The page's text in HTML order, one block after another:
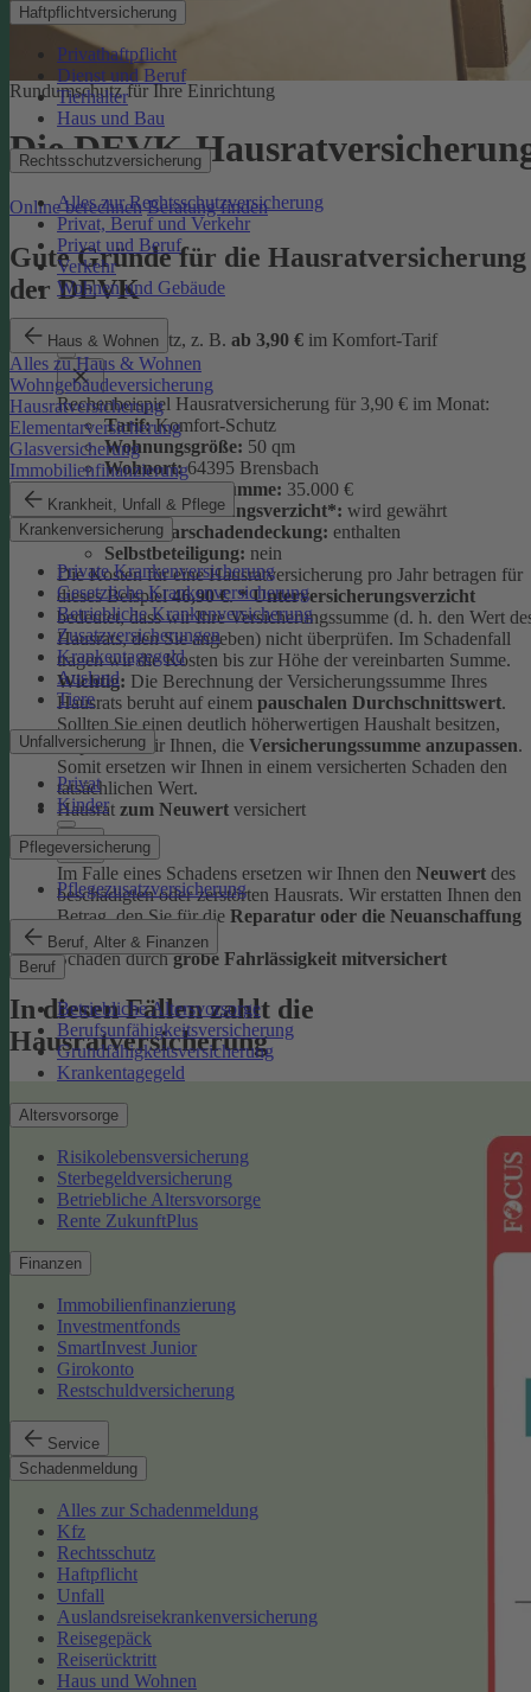
Haftpflichtversicherung
Privathaftpflicht
Dienst und Beruf
Tierhalter
Haus und Bau
Rechtsschutzversicherung
Alles zur Rechtsschutzversicherung
Privat, Beruf und Verkehr
Privat und Beruf
Verkehr
Wohnen und Gebäude
Haus & Wohnen
Alles zu Haus & Wohnen
Wohngebäudeversicherung
Hausratversicherung
Elementarversicherung
Glasversicherung
Immobilienfinanzierung
Krankheit, Unfall & Pflege
Krankenversicherung
Private Krankenversicherung
Gesetzliche Krankenversicherung
Betriebliche Krankenversicherung
Zusatzversicherungen
Krankentagegeld
Ausland
Tiere
Unfallversicherung
Privat
Kinder
Pflegeversicherung
Pflegezusatzversicherung
Beruf, Alter & Finanzen
Beruf
Betriebliche Altersvorsorge
Berufsunfähigkeitsversicherung
Grundfähigkeitsversicherung
Krankentagegeld
Altersvorsorge
Risikolebensversicherung
Sterbegeldversicherung
Betriebliche Altersvorsorge
Rente ZukunftPlus
Finanzen
Immobilienfinanzierung
Investmentfonds
SmartInvest Junior
Girokonto
Restschuldversicherung
Service
Schadenmeldung
Alles zur Schadenmeldung
Kfz
Rechtsschutz
Haftpflicht
Unfall
Auslandsreisekrankenversicherung
Reisegepäck
Reiserücktritt
Haus und Wohnen
Rundumschutz für Ihre Einrichtung
Die DEVK-
Online berechnen Beratung finden
Gute Gründe für die Hausratversicherung
der DEVK
günstiger Schutz, z. B. ab 3,90 € im Komfort-Tarif
Rechenbeispiel Hausratversicherung für 3,90 € im Monat:
Tarif:Komfort-Schutz
Wohnungsgröße: 50 qm
Wohnort:64395 Brensbach
Versicherungssumme: 35.000 €
Unterversicherungsverzicht*: wird gewährt
Elementarschadendeckung: enthalten
Selbstbeteiligung: nein
Die Kosten für eine Hausratversicherung pro Jahr betragen für
dieses Beispiel46,90 €.* Unterversicherungsverzicht
bedeutet, dass wir Ihre Versicherungssumme (d. h. den Wert
Hausrats, den Sie angeben) nicht überprüfen. Im Schadenfall
tragen wir die Kosten bis zur Höhe der vereinbarten Summe.
Wichtig: Die Berechnung der Versicherungssumme Ihres
Hausrats beruht auf einem pauschalen Durchschnittswert.
Sollten Sie einen deutlich höherwertigen Haushalt besitzen,
empfehlen wir Ihnen, die Versicherungssumme anzupassen.
Somit ersetzen wir Ihnen in einem versicherten Schaden den
tatsächlichen Wert.
Hausrat zum Neuwert versichert
Im Falle eines Schadens ersetzen wir Ihnen den Neuwert des
beschädigten oder zerstörten Hausrats. Wir erstatten Ihnen den
Betrag, den Sie für die Reparatur oder die Neuanschaffung
ausgeben müssten.
Schäden durchgrobe Fahrlässigkeit mitversichert
In diesen Fällen zahlt die
Hausratversicherung